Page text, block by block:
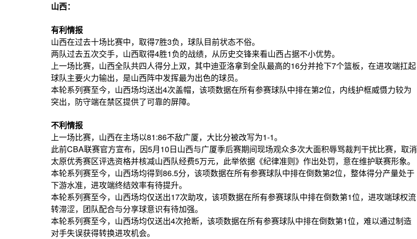
山西：
有利情报
山西在过去十场比赛中，取得7胜3负，球队目前状态不俗。
两队过去五次交手，山西取得4胜1负的战绩，从历史交锋来看山西占据不小优势。
上一场比赛，山西全队共四人得分上双，其中迪亚洛拿到全队最高的16分并抢下7个篮板，在进攻端扛起
球队主要火力输出，是山西阵中发挥最为出色的球员。
本轮系列赛至今，山西场均送出4次盖帽，该项数据在所有参赛球队中排在第2位，内线护框威慑力较为
突出，防守端在禁区提供了可靠的屏障。
不利情报
上一场比赛，山西在主场以81:86不敌广厦，大比分被改写为1-1。
此前CBA联赛官方宣布，因5月10日山西与广厦季后赛期间现场观众多次大面积辱骂裁判干扰比赛，取消
太原优秀赛区评选资格并核减山西队经费5万元，此举依据《纪律准则》作出处罚，意在维护联赛形象。
本轮系列赛至今，山西场均得到86.5分，该项数据在所有参赛球队中排在倒数第2位，整体得分产量处于
下游水准，进攻端终结效率有待提升。
本轮系列赛至今，山西场均仅送出17次助攻，该项数据在所有参赛球队中排在倒数第1位，进攻端球权流
转滞涩，团队配合与分享球意识有待加强。
本轮系列赛至今，山西场均仅送出4次抢断，该项数据在所有参赛球队中排在倒数第1位，难以通过制造
对手失误获得转换进攻机会。